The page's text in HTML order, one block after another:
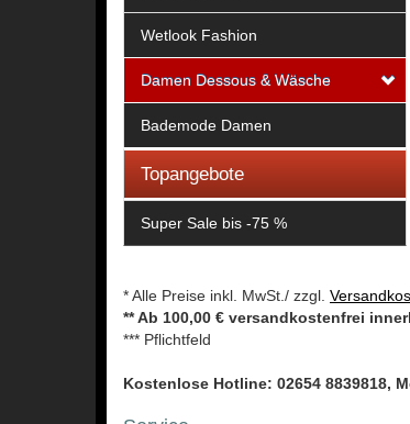
Wetlook Fashion
Damen Dessous & Wäsche
Bademode Damen
Topangebote
Super Sale bis -75 %
* Alle Preise inkl. MwSt./ zzgl.
** Ab 100,00 € versandkostenfrei
*** Pflichtfeld
Kostenlose Hotline: 02654 8839818,